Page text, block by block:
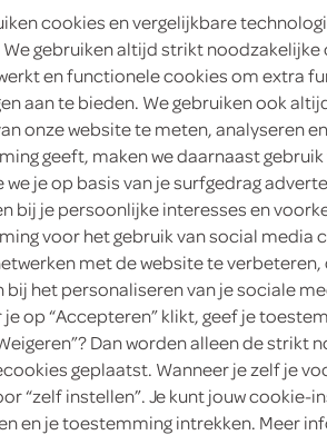
lemoncurd en yoghurt
cookies en vergelijkbare
gebruiken altijd strikt
en functionele cookies om extra
aan te bieden. We gebruiken ook
onze website te meten, analyseren
geeft, maken we daarnaast
we je op basis van je surfgedrag
bij je persoonlijke interesses en
voor het gebruik van social media
met de website te
bij het personaliseren van je sociale
je op “Accepteren” klikt, geef je
Dan worden alleen de strikt
geplaatst. Wanneer je zelf je
“zelf instellen”. Je kunt jouw cookie-
en je toestemming intrekken. Meer